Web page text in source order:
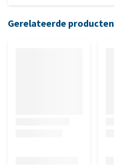
Gerelateerde producten